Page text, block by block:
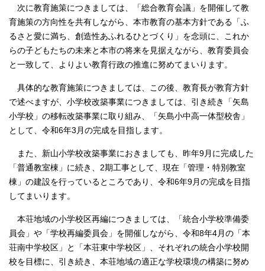
次に教育施策につきましては、「総合教育会議」を開催して教
育施策の方向性を共有しながら、本市教育の基本方針である「ふ
るさと愛に満ち、創造性あふれるひとづくり」を念頭に、これか
らの子どもたちの未来と本市の将来を見据えながら、教育委員会
と一致して、よりよい教育行政の推進に努めてまいります。
具体的な教育施策につきましては、この後、教育長が教育方針
で述べますが、小学校改築事業につきましては、引き続き「矢島
小学校」の移転改築事業に取り組み、「矢島小中高一体型校舎」
として、令和6年3月の完成を目指します。
また、新山小学校改築事業におきましても、昨年9月に完成した
「普通教室棟」に続き、2期工事として、現在「管理・特別教室
棟」の建設を行っているところであり、令和6年9月の完成を目指
してまいります。
本荘地域の小学校区再編につきましては、「統合小学校準備委
員会」や「学校再編委員会」を開催しながら、令和8年4月の「本
荘南中学校区」と「本荘東中学校区」、それぞれの統合小学校開
校を目標に、引き続き、本荘地域の適正な学校環境の構築に努め